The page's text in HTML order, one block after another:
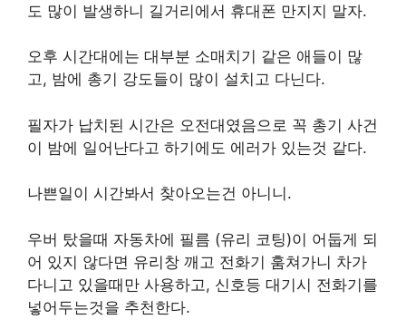
도 많이 발생하니 길거리에서 휴대폰 만지지 말자.
오후 시간대에는 대부분 소매치기 같은 애들이 많
고, 밤에 총기 강도들이 많이 설치고 다닌다.
필자가 납치된 시간은 오전대였음으로 꼭 총기 사건
이 밤에 일어난다고 하기에도 에러가 있는것 같다.
나쁜일이 시간봐서 찾아오는건 아니니.
우버 탔을때 자동차에 필름 (유리 코팅)이 어둡게 되
어 있지 않다면 유리창 깨고 전화기 훔쳐가니 차가
다니고 있을때만 사용하고, 신호등 대기시 전화기를
넣어두는것을 추천한다.